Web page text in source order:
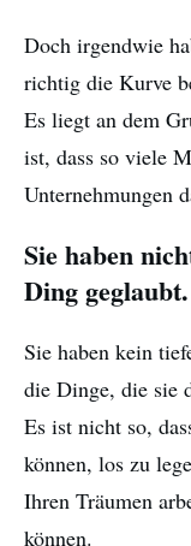
Doch irgendwie
richtig die Kurve
Es liegt an dem
ist, dass so viele
Unternehmungen
Sie haben
Ding geglaubt.
Sie haben kein
die Dinge, die sie
Es ist nicht so,
können, los zu
Ihren Träumen
können.